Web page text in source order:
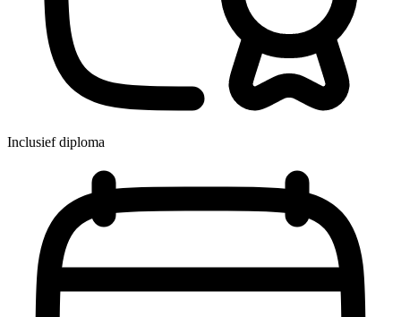
Inclusief diploma